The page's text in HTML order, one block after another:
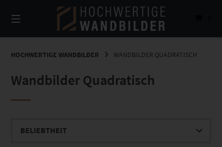
zum
Inhalt
HOCHWERTIGE WANDBILDER WANDBILDER QUADRATISCH
Wandbilder Quadratisch